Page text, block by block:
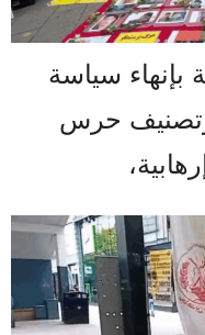
بإنهاء سياسة
وتصنيف حرس